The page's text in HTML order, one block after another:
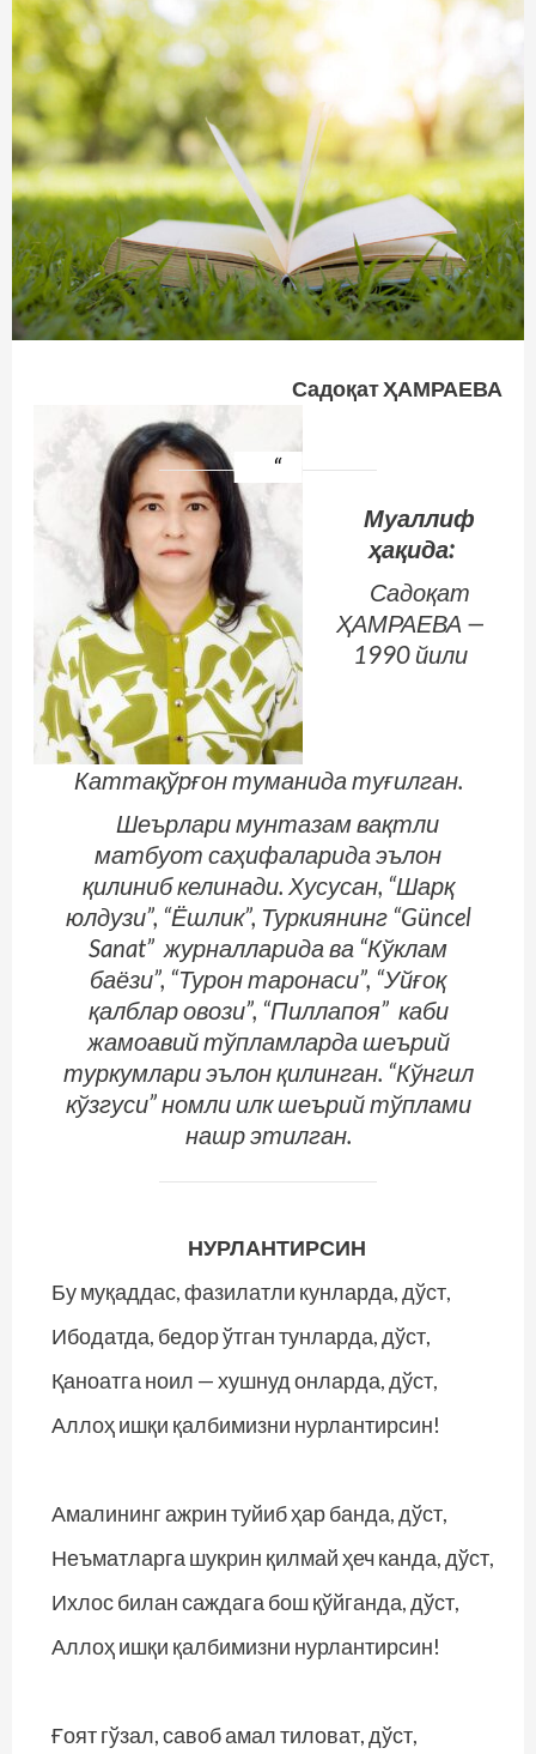
Садоқат ҲАМРАЕВА
Муаллиф
ҳақида:
Садоқат
ҲАМРАЕВА —
1990 йили
Каттақўрғон туманида туғилган.
Шеърлари мунтазам вақтли
матбуот саҳифаларида эълон
қилиниб келинади. Хусусан, “Шарқ
юлдузи”, “Ёшлик”, Туркиянинг “Güncel
Sanat” журналларида ва “Кўклам
баёзи”, “Турон таронаси”, “Уйғоқ
қалблар овози”, “Пиллапоя” каби
жамоавий тўпламларда шеърий
туркумлари эълон қилинган. “Кўнгил
кўзгуси” номли илк шеърий тўплами
нашр этилган.
НУРЛАНТИРСИН
Бу муқаддас, фазилатли кунларда, дўст,
Ибодатда, бедор ўтган тунларда, дўст,
Қаноатга ноил — хушнуд онларда, дўст,
Аллоҳ ишқи қалбимизни нурлантирсин!
Амалининг ажрин туйиб ҳар банда, дўст,
Неъматларга шукрин қилмай ҳеч канда, дўст,
Ихлос билан саждага бош қўйганда, дўст,
Аллоҳ ишқи қалбимизни нурлантирсин!
Ғоят гўзал, савоб амал тиловат, дўст,